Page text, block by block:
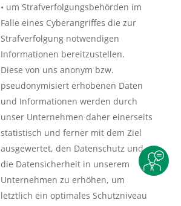
• um Strafverfolgungsbehörden im
Falle eines Cyberangriffes die zur
Strafverfolgung notwendigen
Informationen bereitzustellen.
Diese von uns anonym bzw.
pseudonymisiert erhobenen Daten
und Informationen werden durch
unser Unternehmen daher einerseits
statistisch und ferner mit dem Ziel
ausgewertet, den Datenschutz und
die Datensicherheit in unserem
Unternehmen zu erhöhen, um
letztlich ein optimales Schutzniveau